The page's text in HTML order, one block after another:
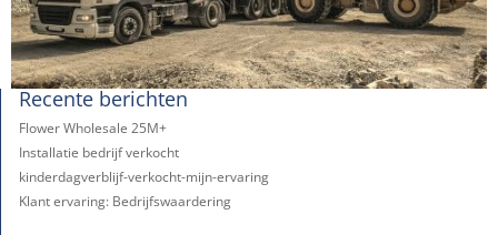
Recente berichten
Flower Wholesale 25M+
Installatie bedrijf verkocht
kinderdagverblijf-verkocht-mijn-ervaring
Klant ervaring: Bedrijfswaardering